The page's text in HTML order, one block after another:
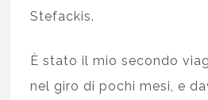
Stefackis.
È stato il mio secondo
nel giro di pochi mesi, e